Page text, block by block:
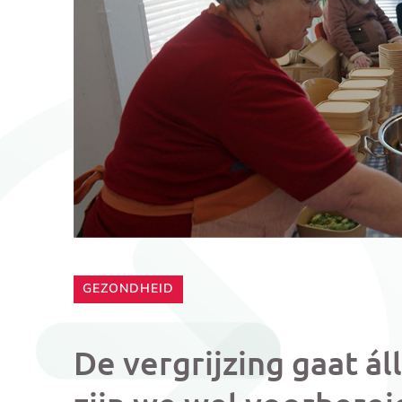
CATEGORIE:
GEZONDHEID
De vergrijzing gaat